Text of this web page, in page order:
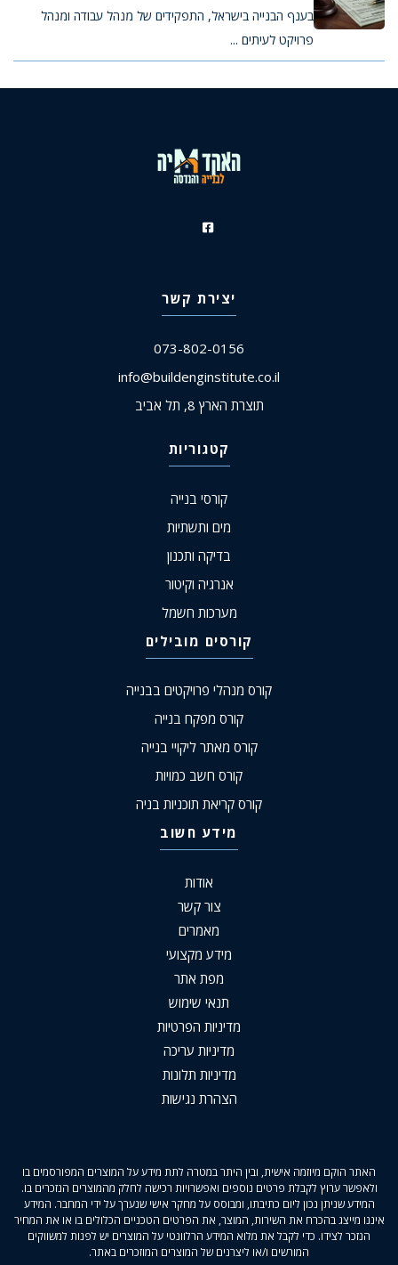
בענף הבנייה בישראל, התפקידים של מנהל עבודה ומנהל
פרויקט לעיתים ...
יצירת קשר
073-802-0156
info@buildenginstitute.co.il
תוצרת הארץ 8, תל אביב
קטגוריות
קורסי בנייה
מים ותשתיות
בדיקה ותכנון
אנרגיה וקיטור
מערכות חשמל
קורסים מובילים
קורס מנהלי פרויקטים בבנייה
קורס מפקח בנייה
קורס מאתר ליקויי בנייה
קורס חשב כמויות
קורס קריאת תוכניות בניה
מידע חשוב
אודות
צור קשר
מאמרים
מידע מקצועי
מפת אתר
תנאי שימוש
מדיניות הפרטיות
מדיניות עריכה
מדיניות תלונות
הצהרת נגישות
האתר הוקם מיוזמה אישית, ובין היתר במטרה לתת מידע על המוצרים המפורסמים בו
ולאפשר ערוץ לקבלת פרטים נוספים ואפשרויות רכישה לחלק מהמוצרים הנזכרים בו.
המידע שניתן נכון ליום כתיבתו, ומבוסס על מחקר אישי שנערך על ידי המחבר. המידע
איננו מייצג בהכרח את השירות, המוצר, את הפרטים הטכניים הכלולים בו או את המחיר
הנזכר לצידו. כדי לקבל את מלוא המידע הרלוונטי על המוצרים יש לפנות למשווקים
המורשים ו/או ליצרנים של המוצרים המוזכרים באתר.